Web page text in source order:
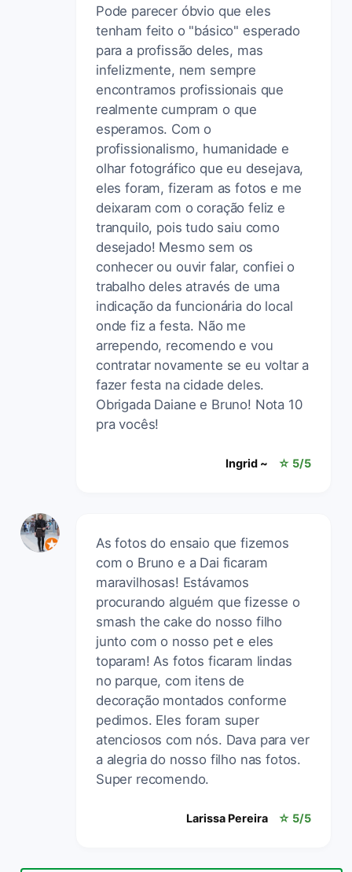
Pode parecer óbvio que eles
tenham feito o "básico" esperado
para a profissão deles, mas
infelizmente, nem sempre
encontramos profissionais que
realmente cumpram o que
esperamos. Com o
profissionalismo, humanidade e
olhar fotográfico que eu desejava,
eles foram, fizeram as fotos e me
deixaram com o coração feliz e
tranquilo, pois tudo saiu como
desejado! Mesmo sem os
conhecer ou ouvir falar, confiei o
trabalho deles através de uma
indicação da funcionária do local
onde fiz a festa. Não me
arrependo, recomendo e vou
contratar novamente se eu voltar a
fazer festa na cidade deles.
Obrigada Daiane e Bruno! Nota 10
pra vocês!
Ingrid ~ ☆ 5/5
As fotos do ensaio que fizemos
com o Bruno e a Dai ficaram
maravilhosas! Estávamos
procurando alguém que fizesse o
smash the cake do nosso filho
junto com o nosso pet e eles
toparam! As fotos ficaram lindas
no parque, com itens de
decoração montados conforme
pedimos. Eles foram super
atenciosos com nós. Dava para ver
a alegria do nosso filho nas fotos.
Super recomendo.
Larissa Pereira ☆ 5/5